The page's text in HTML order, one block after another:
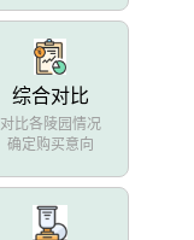
综合对比
对比各陵园情况
确定购买意向